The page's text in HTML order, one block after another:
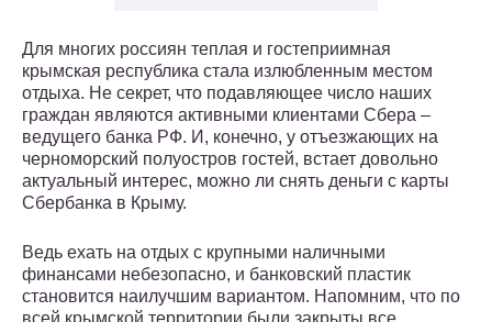
Для многих россиян теплая и гостеприимная
крымская республика стала излюбленным местом
отдыха. Не секрет, что подавляющее число наших
граждан являются активными клиентами Сбера –
ведущего банка РФ. И, конечно, у отъезжающих на
черноморский полуостров гостей, встает довольно
актуальный интерес, можно ли снять деньги с карты
Сбербанка в Крыму.
Ведь ехать на отдых с крупными наличными
финансами небезопасно, и банковский пластик
становится наилучшим вариантом. Напомним, что по